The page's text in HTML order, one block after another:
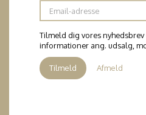
Email-
adresse
Tilmeld dig vores
informationer ang. udsalg,
Tilmeld Afmeld